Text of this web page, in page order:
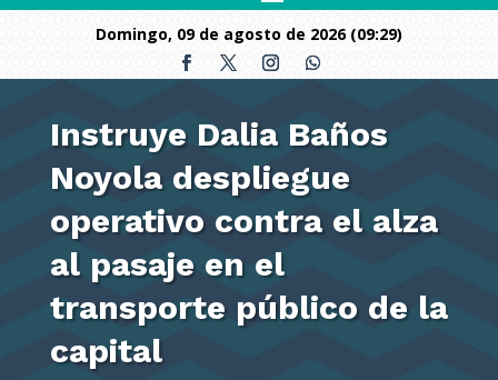
domingo, 09 de agosto de 2026 (09:29)
Instruye Dalia Baños
Noyola despliegue
operativo contra el alza
al pasaje en el
transporte público de la
capital